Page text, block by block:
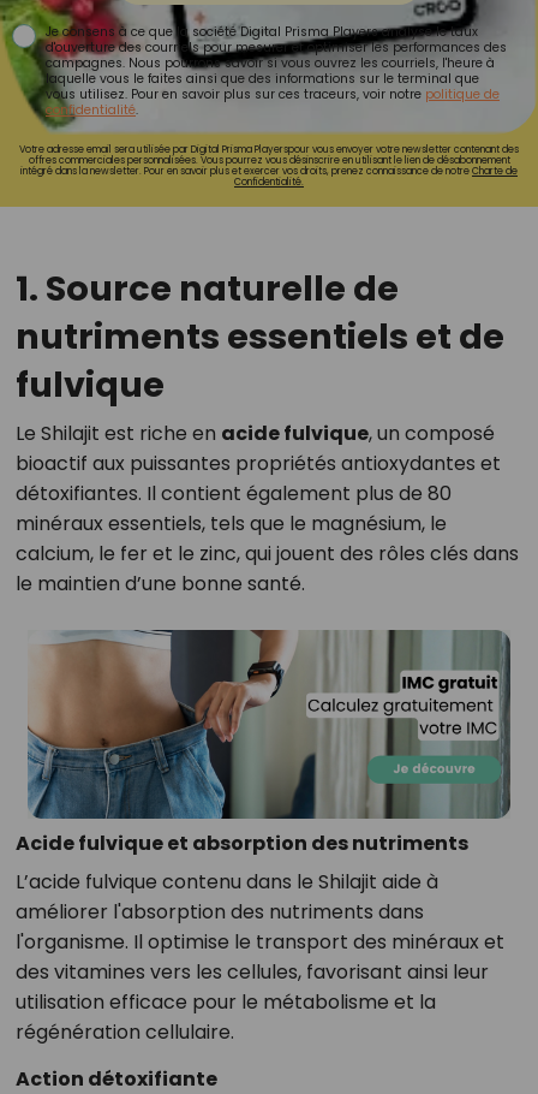
Je consens à ce que la société Digital Prisma Players analyse le taux
d'ouverture des courriels pour mesurer et optimiser les performances des
campagnes. Nous pourrons savoir si vous ouvrez les courriels, l'heure à
laquelle vous le faites ainsi que des informations sur le terminal que
vous utilisez. Pour en savoir plus sur ces traceurs, voir notre politique de
confidentialité.
Votre adresse email sera utilisée par Digital Prisma Playerspour vous envoyer votre newsletter contenant des
offres commerciales personnalisées. Vous pourrez vous désinscrire en utilisant le lien de désabonnement
intégré dans la newsletter. Pour en savoir plus et exercer vos droits, prenez connaissance de notreCharte de
Confidentialité.
1. Source naturelle de
nutriments essentiels et de
fulvique
Le Shilajit est riche en acide fulvique, un composé
bioactif aux puissantes propriétés antioxydantes et
détoxifiantes. Il contient également plus de 80
minéraux essentiels, tels que le magnésium, le
calcium, le fer et le zinc, qui jouent des rôles clés dans
le maintien d’une bonne santé.
Acide fulvique et absorption des nutriments
L’acide fulvique contenu dans le Shilajit aide à
améliorer l'absorption des nutriments dans
l'organisme. Il optimise le transport des minéraux et
des vitamines vers les cellules, favorisant ainsi leur
utilisation efficace pour le métabolisme et la
régénération cellulaire.
Action détoxifiante